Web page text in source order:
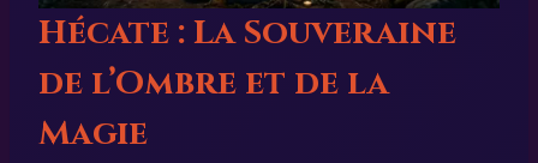
Hécate : La Souveraine
de l’Ombre et de la
Magie